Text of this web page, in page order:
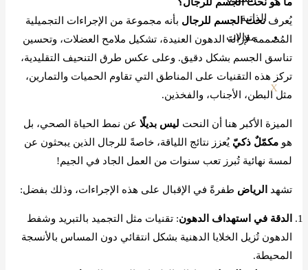
الذاتية
مقالات
X
يُعرفنحت الجسم للرجال بأنه مجموعة من الإجراءات التجميلية
المُصممة لإزالة الدهون العنيدة، تشكيل ملامح العضلات، وتحسين
تناسق الجسم بشكل دقيق. وعلى عكس طرق التنحيف التقليدية،
تركز هذه التقنيات على المناطق التي تقاوم الحميات والتمارين،
مثل البطن، الأجناب، والفخذين.
الميزة الأكبر هنا أن النحت ليس بديلًا عن نمط الحياة الصحي، بل
هومكمّلٌ ذكيّ يُعزز نتائج اللياقة، خاصةً للرجال الذين يبحثون عن
لمسة نهائية تُبرز تعب سنوات من العمل الجاد في الجيم!
تشهد الرياض طفرةً في الإقبال على هذه الإجراءات، وذلك بفضل:
الدقة في استهداف الدهون: تقنيات مثل التجميد بالتبريد وشفط
الدهون تُزيل الخلايا الدهنية بشكل انتقائي دون المساس بالأنسجة
المحيطة.